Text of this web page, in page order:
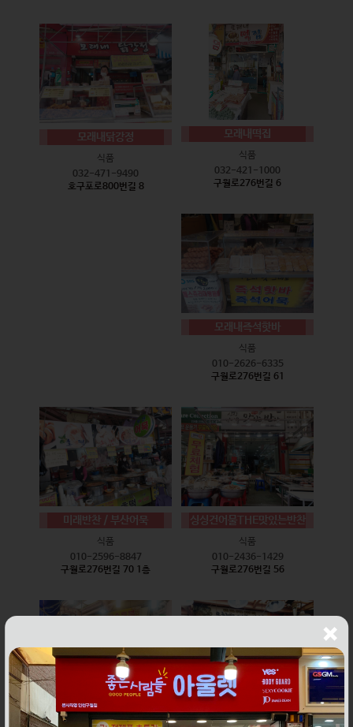
모래내닭강정
식품
032-471-9490
호구포로800번길 8
모래내떡집
식품
032-421-1000
구월로276번길 6
모래내즉석핫바
식품
010-2626-6335
구월로276번길 61
미래반찬 / 부산어묵
식품
010-2596-8847
구월로276번길 70 1층
싱싱건어물THE맛있는반찬
식품
010-2436-1429
구월로276번길 56
웰빙즉석손두부 윤하네건어물